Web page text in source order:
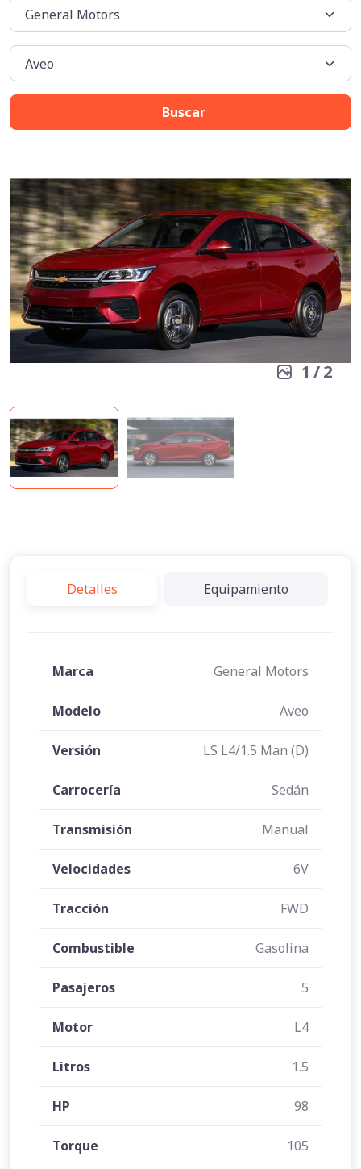
Buscar
1 /2
Detalles Equipamiento
Marca General Motors
Modelo Aveo
Versión LS L4/1.5 Man (D)
Carrocería Sedán
Transmisión Manual
Velocidades 6V
Tracción FWD
Combustible Gasolina
Pasajeros 5
Motor L4
Litros 1.5
HP 98
Torque 105